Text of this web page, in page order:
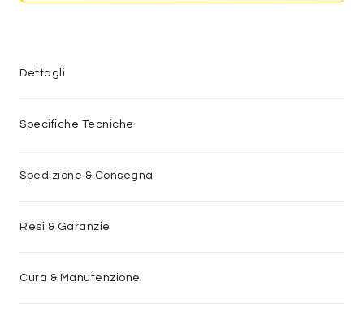
Dettagli
Specifiche Tecniche
Spedizione & Consegna
Resi & Garanzie
Cura & Manutenzione